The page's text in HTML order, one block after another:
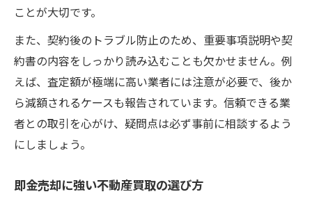
ことが大切です。
また、契約後のトラブル防止のため、重要事項説明や契
約書の内容をしっかり読み込むことも欠かせません。例
えば、査定額が極端に高い業者には注意が必要で、後か
ら減額されるケースも報告されています。信頼できる業
者との取引を心がけ、疑問点は必ず事前に相談するよう
にしましょう。
即金売却に強い不動産買取の選び方